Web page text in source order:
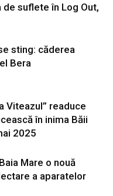
de suflete în Log Out,
sting: căderea
Bera
Viteazul” readuce
în inima Băii
2025
Mare o nouă
a aparatelor